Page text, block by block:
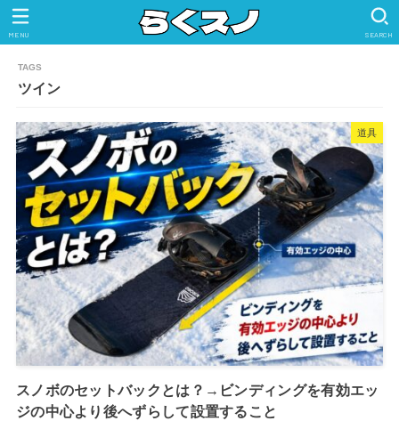
SEARCH
MENU
ツイン
道具
スノボのセットバックとは？→ビンディングを有効エッ
ジの中心より後へずらして設置すること